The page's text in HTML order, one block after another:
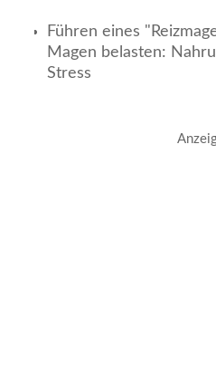
Führen eines
Magen belasten:
Stress